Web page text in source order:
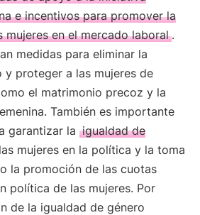
e incentivos para promover la
en el mercado laboral .
medidas para eliminar la
y proteger a las mujeres de
el matrimonio precoz y la
También es importante
garantizar la igualdad de
mujeres en la política y la toma
la promoción de las cuotas
política de las mujeres. Por
de la igualdad de género